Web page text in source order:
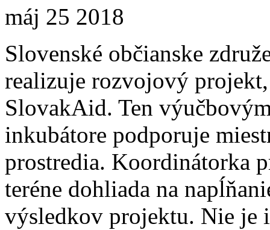
máj 25 2018
Slovenské občianske
realizuje rozvojový
SlovakAid. Ten
inkubátore podporuje
prostredia. Koordinátorka
teréne dohliada na
výsledkov projektu. Nie je